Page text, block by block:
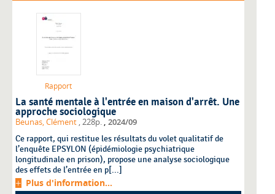
Rapport
La santé mentale à l'entrée en maison d'arrêt. Une
approche sociologique
Beunas, Clément , 228p., 2024/09
Ce rapport, qui restitue les résultats du volet qualitatif de
l’enquête EPSYLON (épidémiologie psychiatrique
longitudinale en prison), propose une analyse sociologique
des effets de l’entrée en p[...]
Plus d'information...